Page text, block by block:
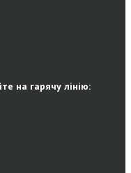
на гарячу лінію: